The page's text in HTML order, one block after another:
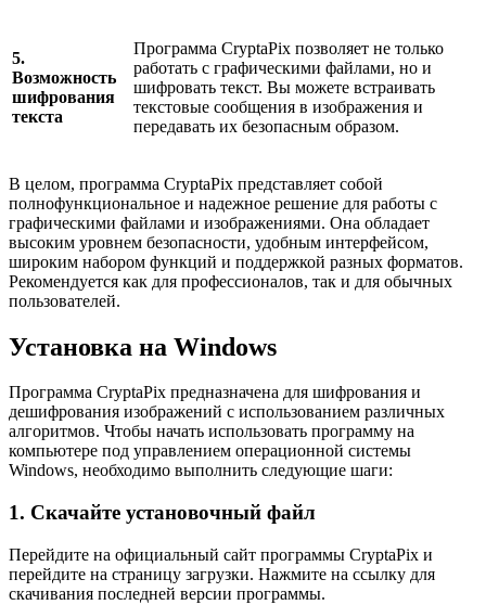
5.
Возможность
шифрования
текста
Программа CryptaPix позволяет не только
работать с графическими файлами, но и
шифровать текст. Вы можете встраивать
текстовые сообщения в изображения и
передавать их безопасным образом.
В целом, программа CryptaPix представляет собой
полнофункциональное и надежное решение для работы с
графическими файлами и изображениями. Она обладает
высоким уровнем безопасности, удобным интерфейсом,
широким набором функций и поддержкой разных форматов.
Рекомендуется как для профессионалов, так и для обычных
пользователей.
Установка на Windows
Программа CryptaPix предназначена для шифрования и
дешифрования изображений с использованием различных
алгоритмов. Чтобы начать использовать программу на
компьютере под управлением операционной системы
Windows, необходимо выполнить следующие шаги:
1. Скачайте установочный файл
Перейдите на официальный сайт программы CryptaPix и
перейдите на страницу загрузки. Нажмите на ссылку для
скачивания последней версии программы.